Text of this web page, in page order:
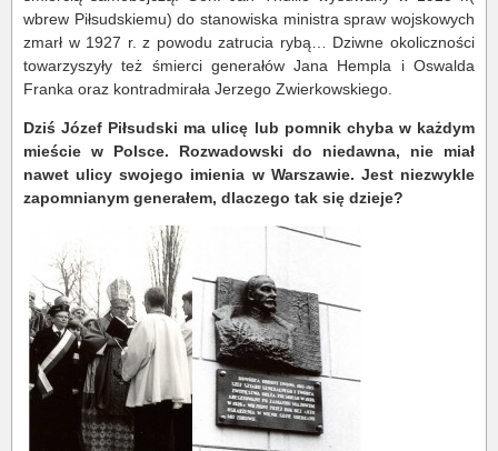
wbrew Piłsudskiemu) do stanowiska ministra spraw wojskowych
zmarł w 1927 r. z powodu zatrucia rybą… Dziwne okoliczności
towarzyszyły też śmierci generałów Jana Hempla i Oswalda
Franka oraz kontradmirała Jerzego Zwierkowskiego.
Dziś Józef Piłsudski ma ulicę lub pomnik chyba w każdym
mieście w Polsce. Rozwadowski do niedawna, nie miał
nawet ulicy swojego imienia w Warszawie. Jest niezwykle
zapomnianym generałem, dlaczego tak się dzieje?